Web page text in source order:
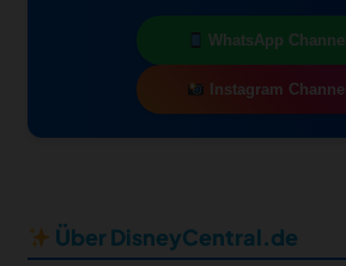
WhatsApp Channel
Instagram Channel
Über DisneyCentral.de